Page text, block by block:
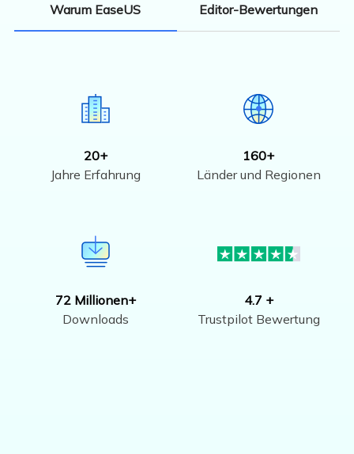
Warum EaseUS Editor-Bewertungen
20+
Jahre Erfahrung
160+
Länder und Regionen
72 Millionen+
Downloads
4.7 +
Trustpilot Bewertung